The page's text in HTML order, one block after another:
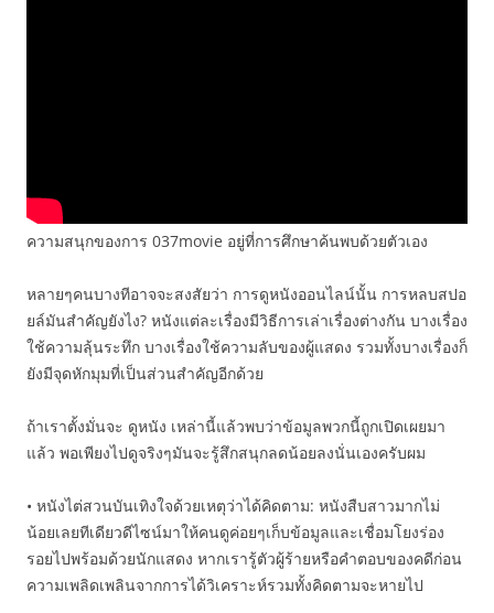
ความสนุกของการ 037movie อยู่ที่การศึกษาค้นพบด้วยตัวเอง
หลายๆคนบางทีอาจจะสงสัยว่า การดูหนังออนไลน์นั้น การหลบสปอ
ยล์มันสำคัญยังไง? หนังแต่ละเรื่องมีวิธีการเล่าเรื่องต่างกัน บางเรื่อง
ใช้ความลุ้นระทึก บางเรื่องใช้ความลับของผู้แสดง รวมทั้งบางเรื่องก็
ยังมีจุดหักมุมที่เป็นส่วนสำคัญอีกด้วย
ถ้าเราตั้งมั่นจะ ดูหนัง เหล่านี้แล้วพบว่าข้อมูลพวกนี้ถูกเปิดเผยมา
แล้ว พอเพียงไปดูจริงๆมันจะรู้สึกสนุกลดน้อยลงนั่นเองครับผม
• หนังไต่สวนบันเทิงใจด้วยเหตุว่าได้คิดตาม: หนังสืบสาวมากไม่
น้อยเลยทีเดียวดีไซน์มาให้คนดูค่อยๆเก็บข้อมูลและเชื่อมโยงร่อง
รอยไปพร้อมด้วยนักแสดง หากเรารู้ตัวผู้ร้ายหรือคำตอบของคดีก่อน
ความเพลิดเพลินจากการได้วิเคราะห์รวมทั้งคิดตามจะหายไป